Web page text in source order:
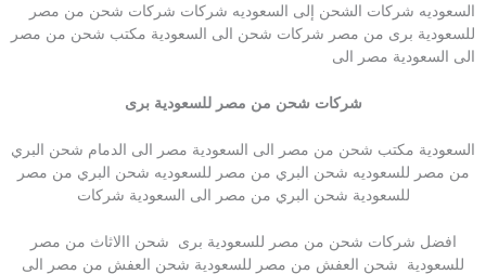
السعوديه شركات الشحن إلى السعوديه شركات شركات شحن من مصر
للسعودية برى من مصر شركات شحن الى السعودية مكتب شحن من مصر
الى السعودية مصر الى
شركات شحن من مصر للسعودية برى
السعودية مكتب شحن من مصر الى السعودية مصر الى الدمام شحن البري
من مصر للسعوديه شحن البري من مصر للسعوديه شحن البري من مصر
للسعودية شحن البري من مصر الى السعودية شركات
افضل شركات شحن من مصر للسعودية برى شحن االاثاث من مصر
للسعودية شحن العفش من مصر للسعودية شحن العفش من مصر الى